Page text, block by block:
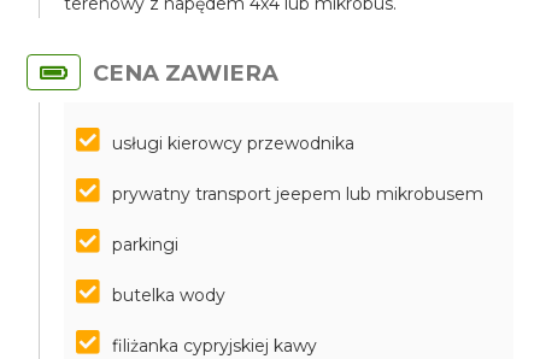
CENA ZAWIERA
usługi kierowcy przewodnika
prywatny transport jeepem lub mikrobusem
parkingi
butelka wody
filiżanka cypryjskiej kawy